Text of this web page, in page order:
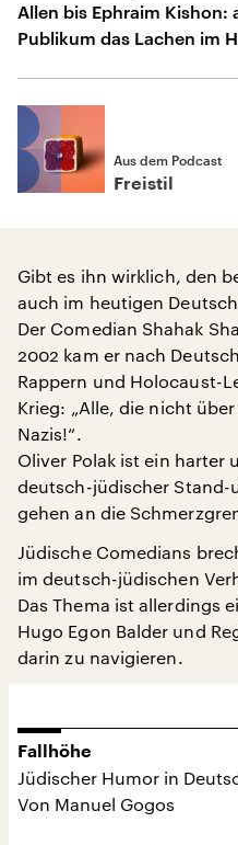
Allen bis Ephraim Kishon:
Publikum das Lachen im
Aus dem Podcast
Freistil
Gibt es ihn wirklich, den
auch im heutigen
Der Comedian Shahak
2002 kam er nach
Rappern und Holocaust-
Krieg: „Alle, die nicht
Nazis!“.
Oliver Polak ist ein harter
deutsch-jüdischer Stand-
gehen an die
Jüdische Comedians
im deutsch-jüdischen
Das Thema ist allerdings
Hugo Egon Balder und
darin zu navigieren.
Fallhöhe
Jüdischer Humor in
Von Manuel Gogos